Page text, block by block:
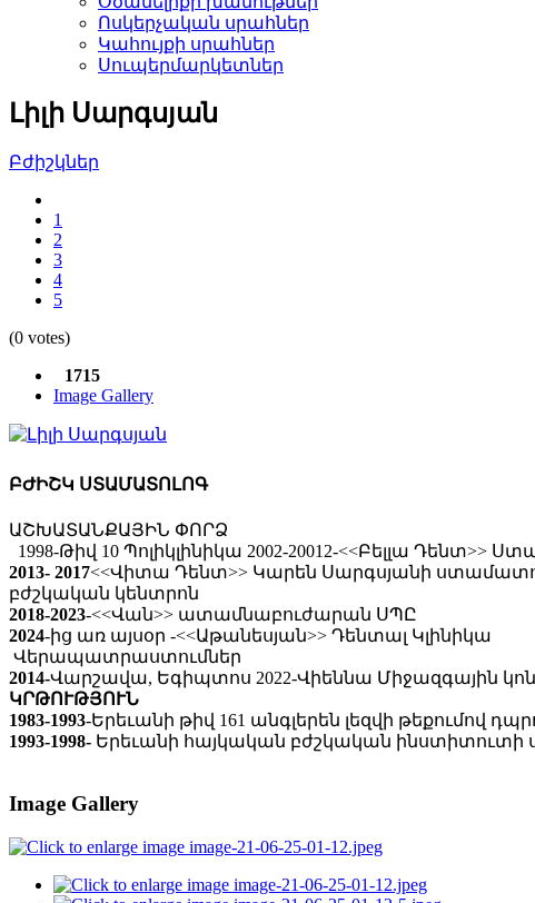
Ոսկերչական սրահներ­
Կահույքի սրահներ­
Սուպերմարկետներ­
Լիլի Սարգսյան
Բժիշկներ­
1
2
3
4
5
(0 votes)
1715
Image Gallery
ԲԺԻՇԿ ՍՏԱՄԱՏՈԼՈԳ
ԱՇԽԱՏԱՆՔԱՅԻՆ ՓՈՐՁ
1998-Թիվ 10 Պոլիկլինիկա 2002-20012-<<Բելլա
2013- 2017<<Վիտա Դենտ>> Կարեն Սարգսյանի
բժշկական կենտրոն
2018-2023-<<Վան>> ատամնաբուժարան ՍՊԸ
2024-ից առ այսօր -<<Աթանեսյան>> Դենտալ Կլինիկա
Վերապատրաստումներ
2014-Վարշավա, Եգիպտոս 2022-Վիեննա Միջազգային
ԿՐԹՈՒԹՅՈՒՆ
1983-1993-Երեւանի թիվ 161 անգլերեն լեզվի թեքումով
1993-1998- Երեւանի հայկական բժշկական
Image Gallery